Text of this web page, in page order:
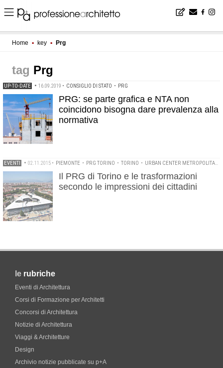
Home ▪ key ▪ Prg
Prg
UP-TO-DATE • 16.09.2019 • CONSIGLIO DI STATO • PRG
PRG: se parte grafica e NTA non
coincidono bisogna dare prevalenza alla
normativa
EVENTI • 02.11.2015 • PIEMONTE • PRG TORINO • TORINO • URBAN CENTER METROPOLITANO
Il PRG di Torino e le trasformazioni
secondo le impressioni dei cittadini
le rubriche
Eventi di Architettura
Corsi di Formazione per Architetti
Concorsi di Architettura
Notizie di Architettura
Viaggi & Architetture
Design
Archivio notizie pubblicate su p+A